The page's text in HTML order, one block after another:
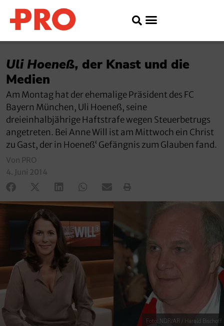
Uli Hoeneß, der Knast und die
Medien
Am Montag hat der ehemalige Präsident des FC
Bayern München, Uli Hoeneß, seine
dreieinhalbjährige Haftstrafe wegen Steuerbetrugs
angetreten. Bei Anne Will ist am Mittwoch ein Christ
zu Gast, der in Hoeneß‘ Gefängnis zum Glauben fand.
Von PRO
4. Juni 2014
Foto: NDR/AR / Harald Bischoff